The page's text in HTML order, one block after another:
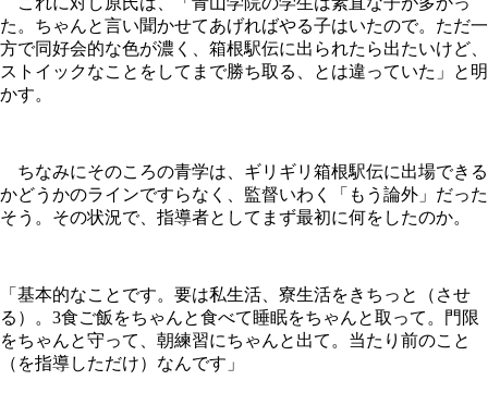
た。ちゃんと言い聞かせてあげればやる子はいたので。ただ一
方で同好会的な色が濃く、箱根駅伝に出られたら出たいけど、
ストイックなことをしてまで勝ち取る、とは違っていた」と明
かす。
ちなみにそのころの青学は、ギリギリ箱根駅伝に出場できる
かどうかのラインですらなく、監督いわく「もう論外」だった
そう。その状況で、指導者としてまず最初に何をしたのか。
「基本的なことです。要は私生活、寮生活をきちっと（させ
る）。3食ご飯をちゃんと食べて睡眠をちゃんと取って。門限
をちゃんと守って、朝練習にちゃんと出て。当たり前のこと
（を指導しただけ）なんです」